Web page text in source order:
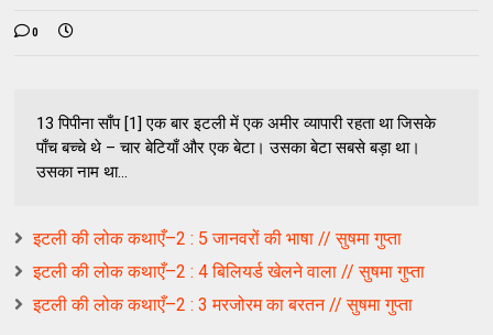
0
13 पिपीना साँप [1] एक बार इटली में एक अमीर व्यापारी रहता था जिसके
पाँच बच्चे थे – चार बेटियाँ और एक बेटा। उसका बेटा सबसे बड़ा था।
उसका नाम था...
इटली की लोक कथाएँ–2 : 5 जानवरों की भाषा // सुषमा गुप्ता
इटली की लोक कथाएँ–2 : 4 बिलियर्ड खेलने वाला // सुषमा गुप्ता
इटली की लोक कथाएँ–2 : 3 मरजोरम का बरतन // सुषमा गुप्ता